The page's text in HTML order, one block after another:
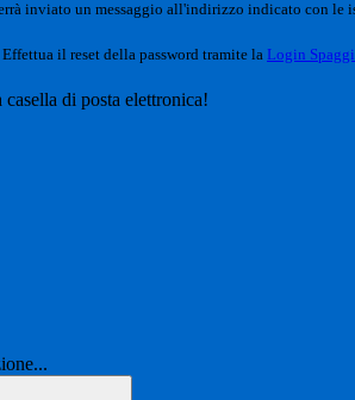
inviato un messaggio all'indirizzo indicato con le
il reset della password tramite la Login
di posta elettronica!